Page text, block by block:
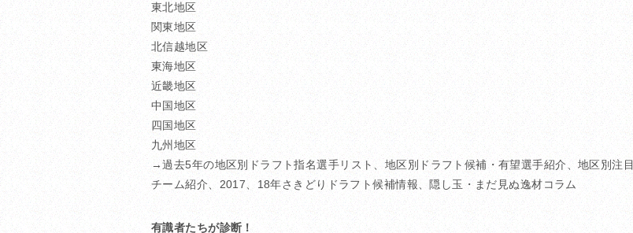
東北地区
関東地区
北信越地区
東海地区
近畿地区
中国地区
四国地区
九州地区
→過去5年の地区別ドラフト指名選手リスト、地区別ドラフト候補・有望選手紹介、地区別注目
チーム紹介、2017、18年さきどりドラフト候補情報、隠し玉・まだ見ぬ逸材コラム
有識者たちが診断！